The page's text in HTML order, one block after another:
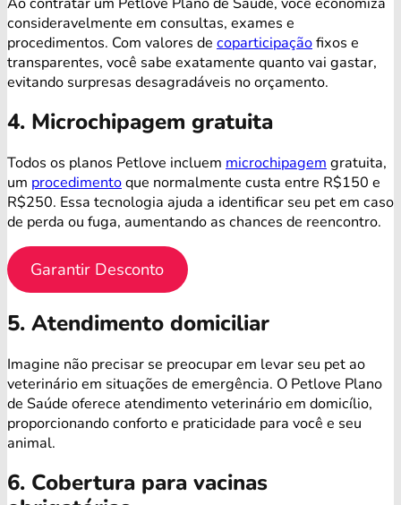
consideravelmente em consultas, exames e
procedimentos. Com valores de coparticipaçãofixos e
transparentes, você sabe exatamente quanto vai gastar,
evitando surpresas desagradáveis no orçamento.
4. Microchipagem gratuita
Todos os planos Petlove incluem microchipagem gratuita,
um procedimentoque normalmente custa entre R$150 e
R$250. Essa tecnologia ajuda a identificar seu pet em caso
de perda ou fuga, aumentando as chances de reencontro.
Garantir Desconto
5. Atendimento domiciliar
Imagine não precisar se preocupar em levar seu pet ao
veterinário em situações de emergência. O Petlove Plano
de Saúde oferece atendimento veterinário em domicílio,
proporcionando conforto e praticidade para você e seu
animal.
6. Cobertura para vacinas